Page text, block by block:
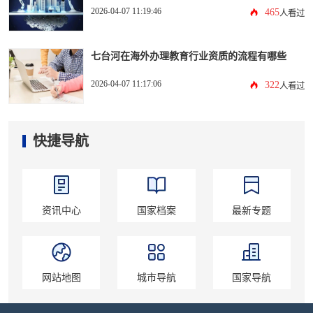
2026-04-07 11:19:46 465人看过
七台河在海外办理教育行业资质的流程有哪些
2026-04-07 11:17:06 322 人看过
快捷导航
资讯中心 国家档案 最新专题
网站地图 城市导航 国家导航